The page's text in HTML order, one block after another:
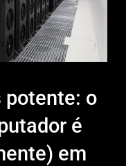
potente: o
é
em